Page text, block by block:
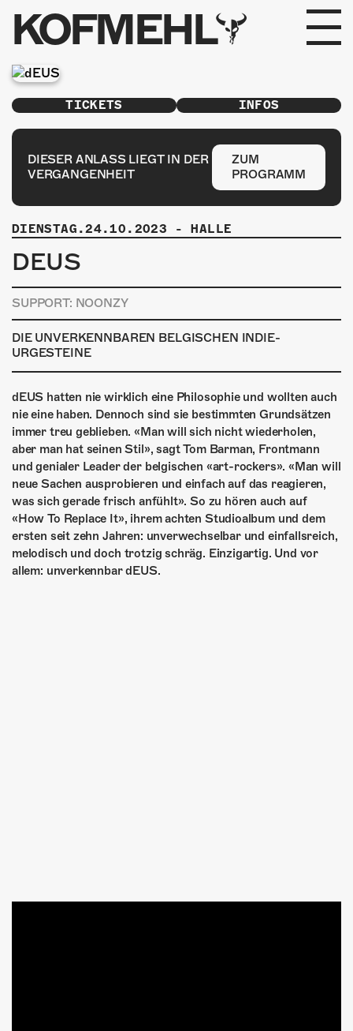
KOFMEHL
PROGRAMM
FABRIKGEFLÜSTER
GALERIE
FOTOGALERIE
PHOTOMAT
INFOS
KONTAKT
ÜBER UNS
GÖNNEREI
SHOP
MITMACHEN
TICKETS INFOS
DIESER ANLASS LIEGT IN DER
VERGANGENHEIT
ZUM
PROGRAMM
DIENSTAG.24.10.2023 - HALLE
DEUS
SUPPORT: NOONZY
DIE UNVERKENNBAREN BELGISCHEN INDIE-
URGESTEINE
dEUS hatten nie wirklich eine Philosophie und wollten auch
nie eine haben. Dennoch sind sie bestimmten Grundsätzen
immer treu geblieben. «Man will sich nicht wiederholen,
aber man hat seinen Stil», sagt Tom Barman, Frontmann
und genialer Leader der belgischen «art-rockers». «Man will
neue Sachen ausprobieren und einfach auf das reagieren,
was sich gerade frisch anfühlt». So zu hören auch auf
«How To Replace It», ihrem achten Studioalbum und dem
ersten seit zehn Jahren: unverwechselbar und einfallsreich,
melodisch und doch trotzig schräg. Einzigartig. Und vor
allem: unverkennbar dEUS.